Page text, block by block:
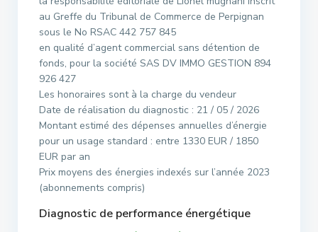
au Greffe du Tribunal de Commerce de Perpignan
sous le No RSAC 442 757 845
en qualité d’agent commercial sans détention de
fonds, pour la société SAS DV IMMO GESTION 894
926 427
Les honoraires sont à la charge du vendeur
Date de réalisation du diagnostic : 21 / 05 / 2026
Montant estimé des dépenses annuelles d’énergie
pour un usage standard : entre 1330 EUR / 1850
EUR par an
Prix moyens des énergies indexés sur l’année 2023
(abonnements compris)
Diagnostic de performance énergétique